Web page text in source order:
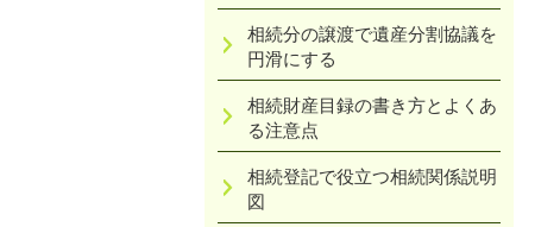
相続分の譲渡で遺産分割協議を
円滑にする
相続財産目録の書き方とよくあ
る注意点
相続登記で役立つ相続関係説明
図